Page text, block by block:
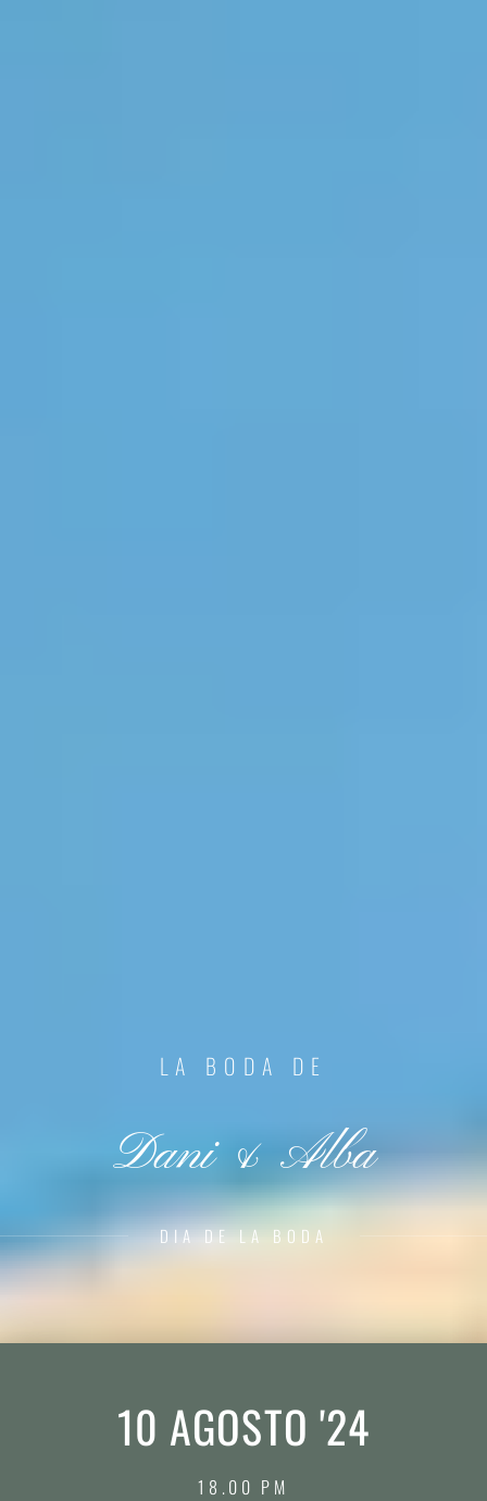
LA BODA DE
Dani & Alba
DIA DE LA BODA
10 AGOSTO '24
18.00 PM